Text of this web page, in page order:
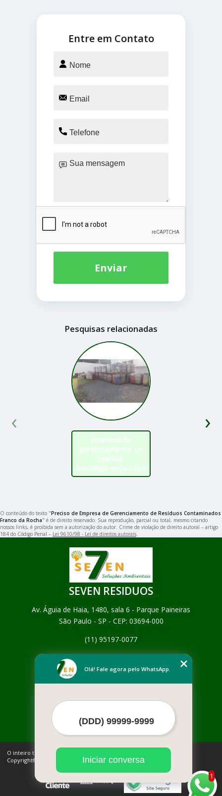
Entre em Contato
Enviar
Pesquisas relacionadas
empresa de
gerenciamento de
resíduo
biossegurança Lapa
‹ ›
O conteúdo do texto "Preciso de Empresa de Gerenciamento de Resíduos Contaminados
Franco da Rocha" é de direito reservado. Sua reprodução, parcial ou total, mesmo citando
nossos links, é proibida sem a autorização do autor. Crime de violação de direito autoral – artigo
184 do Código Penal – Lei 9610/98 - Lei de direitos autorais
SEVEN RESIDUOS
Av. Águia de Haia, 1480, sala 6 - Parque Paineiras
São Paulo - SP - CEP: 03694-000
(11) 95197-0077
Empresa
Contato
Mais Serviços
O inteiro teor deste site está sujeito à proteção de direitos autorais.
Copyright© SEVEN RESIDUOS (Lei 9610 de 19/02/1998)
1
Olá! Fale agora pelo WhatsApp.
Iniciar conversa